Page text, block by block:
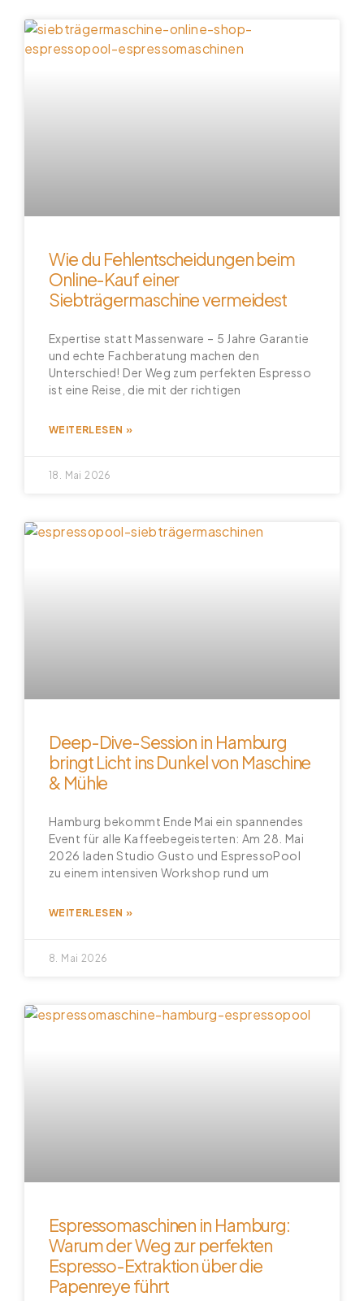
Wie du Fehlentscheidungen beim
Online-Kauf einer
Siebträgermaschine vermeidest
Expertise statt Massenware – 5 Jahre Garantie
und echte Fachberatung machen den
Unterschied! Der Weg zum perfekten Espresso
ist eine Reise, die mit der richtigen
WEITERLESEN »
18. Mai 2026
Deep-Dive-Session in Hamburg
bringt Licht ins Dunkel von Maschine
& Mühle
Hamburg bekommt Ende Mai ein spannendes
Event für alle Kaffeebegeisterten: Am 28. Mai
2026 laden Studio Gusto und EspressoPool
zu einem intensiven Workshop rund um
WEITERLESEN »
8. Mai 2026
Espressomaschinen in Hamburg:
Warum der Weg zur perfekten
Espresso-Extraktion über die
Papenreye führt